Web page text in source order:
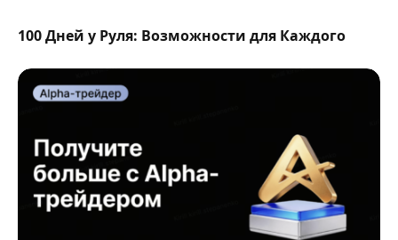
100 Дней у Руля: Возможности для Каждого